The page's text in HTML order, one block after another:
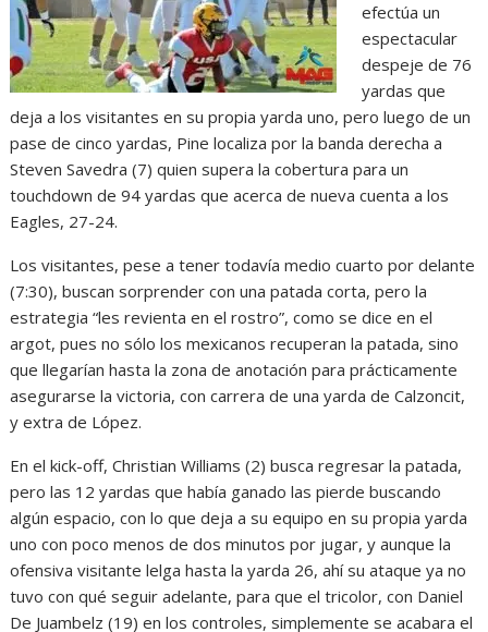
efectúa un
espectacular
despeje de 76
yardas que
deja a los visitantes en su propia yarda uno, pero luego de un
pase de cinco yardas, Pine localiza por la banda derecha a
Steven Savedra (7) quien supera la cobertura para un
touchdown de 94 yardas que acerca de nueva cuenta a los
Eagles, 27-24.
Los visitantes, pese a tener todavía medio cuarto por delante
(7:30), buscan sorprender con una patada corta, pero la
estrategia “les revienta en el rostro”, como se dice en el
argot, pues no sólo los mexicanos recuperan la patada, sino
que llegarían hasta la zona de anotación para prácticamente
asegurarse la victoria, con carrera de una yarda de Calzoncit,
y extra de López.
En el kick-off, Christian Williams (2) busca regresar la patada,
pero las 12 yardas que había ganado las pierde buscando
algún espacio, con lo que deja a su equipo en su propia yarda
uno con poco menos de dos minutos por jugar, y aunque la
ofensiva visitante lelga hasta la yarda 26, ahí su ataque ya no
tuvo con qué seguir adelante, para que el tricolor, con Daniel
De Juambelz (19) en los controles, simplemente se acabara el